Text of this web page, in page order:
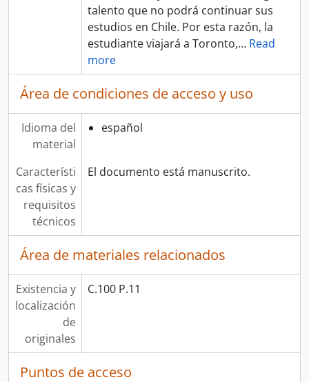
talento que no podrá continuar sus
estudios en Chile. Por esta razón, la
estudiante viajará a Toronto,… Read
more
Área de condiciones de acceso y uso
Idioma del
material
español
Característi
cas físicas y
requisitos
técnicos
El documento está manuscrito.
Área de materiales relacionados
Existencia y
localización
de
originales
C.100 P.11
Puntos de acceso